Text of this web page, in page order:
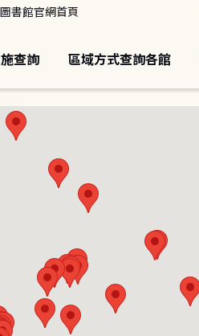
圖書館官網首頁
查詢 區域方式查詢各館